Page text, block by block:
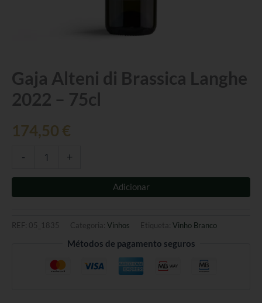
Gaja Alteni di Brassica Langhe
2022 – 75cl
174,50 €
-
Quantidade
de
Gaja
Alteni
Brassica
75cl
+
Adicionar
REF: 05_1835 Categoria: Vinhos Etiqueta: Vinho Branco
Métodos de pagamento seguros